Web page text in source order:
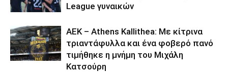
League γυναικών
ΑΕΚ – Athens Kallithea: Με κίτρινα
τριαντάφυλλα και ένα φοβερό πανό
τιμήθηκε η μνήμη του Μιχάλη
Κατσούρη